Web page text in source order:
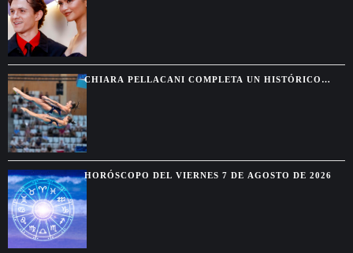
CHIARA PELLACANI COMPLETA UN HISTÓRICO
PLENO DE CINCO OROS EN LOS EUROPEOS DE
HORÓSCOPO DEL VIERNES 7 DE AGOSTO DE 2026